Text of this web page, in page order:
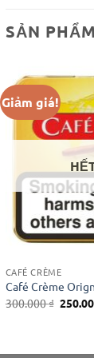
SẢN
Giảm giá!
CAFÉ CRÈME
Café Crème
300.000₫ Giá